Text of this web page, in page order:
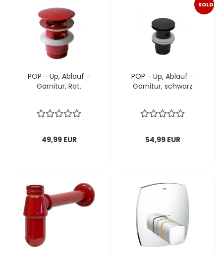
POP - Up, Ablauf -
Garnitur, Rot.
49,99 EUR
SOLD
POP - Up, Ablauf -
Garnitur, schwarz
54,99 EUR